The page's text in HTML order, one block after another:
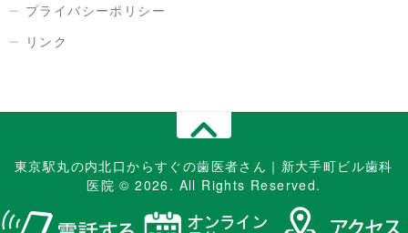
プライバシーポリシー
リンク
東京駅丸の内北口からすぐの歯医者さん｜新大手町ビル歯科
医院 © 2026. All Rights Reserved.